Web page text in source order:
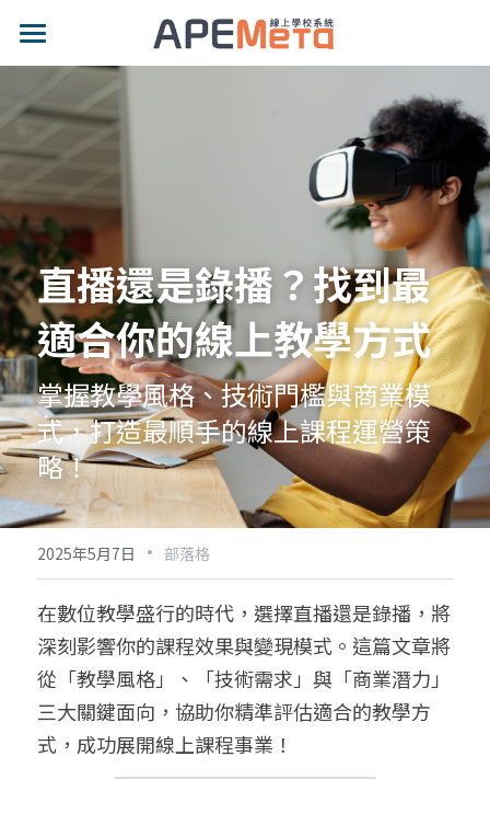
品牌特色
適用對象
專業功能
示範網站
影片專區
價格方案
最新消息
部落格
聯絡我們
直播還是錄播？找到最
適合你的線上教學方式
掌握教學風格、技術門檻與商業模
式，打造最順手的線上課程運營策
略！
2025年5月7日 · 部落格
在數位教學盛行的時代，選擇直播還是錄播，將
深刻影響你的課程效果與變現模式。這篇文章將
從「教學風格」、「技術需求」與「商業潛力」
三大關鍵面向，協助你精準評估適合的教學方
式，成功展開線上課程事業！